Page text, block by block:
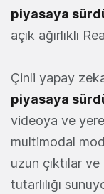
piyasaya
açık ağırlıklı
Çinli yapay
piyasaya
videoya ve
multimodal
uzun çıktılar
tutarlılığı